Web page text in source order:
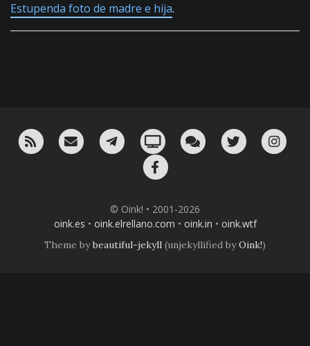
Estupenda foto de madre e hija.
RSS ¡Mándame un email!¡Nuestro canal en Telegram!
Oink! TV Charla con nosotros
Twitter
© Oink! • 2001-2026
oink.es • oink.elrellano.com • oink.in • oink.wtf
Theme bybeautiful-jekyll (unjekyllified byOink!)